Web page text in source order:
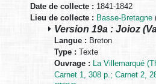
Date de collecte : 1841-1842
Lieu de collecte : Basse-Bretagne
Version 19a : Joioz
Langue : Breton
Type : Texte
Ouvrage : La Villemarqué
Carnet 1, 308 p.; Carnet 2,